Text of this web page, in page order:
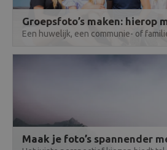
Groepsfoto’s maken: hierop